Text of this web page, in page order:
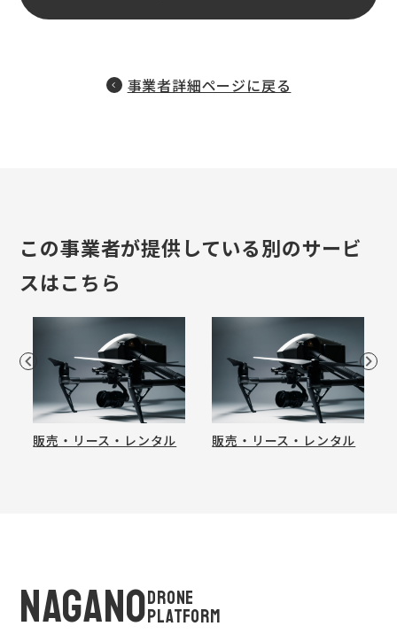
事業者詳細ページに戻る
この事業者が提供している別のサービ
スはこちら
販売・リース・レンタル 販売・リース・レンタル
NAGANODRONE
PLATFORM